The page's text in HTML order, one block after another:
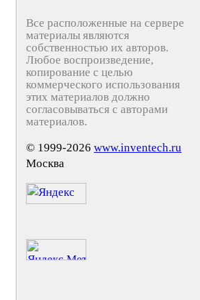
Все расположенные на сервере
материалы являются
собственностью их авторов.
Любое воспроизведение,
копирование с целью
коммерческого использования
этих материалов должно
согласовываться с авторами
материалов.
© 1999-2026 www.inventech.ru
Москва